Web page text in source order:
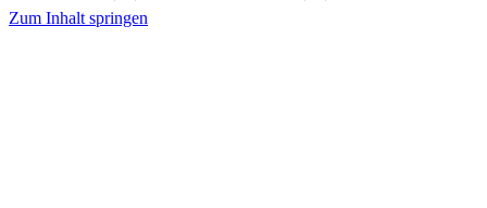
Zum Inhalt springen